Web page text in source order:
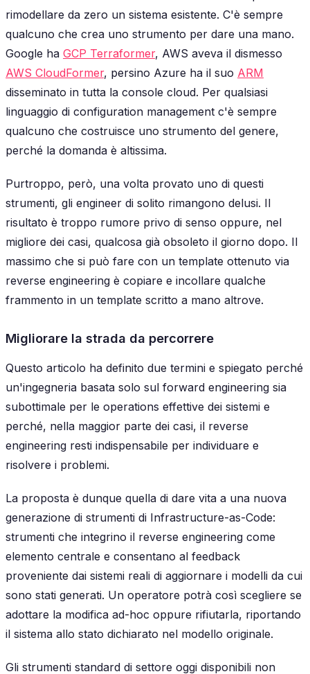
rimodellare da zero un sistema esistente. C'è sempre
qualcuno che crea uno strumento per dare una mano.
Google ha GCP Terraformer, AWS aveva il dismesso
AWS CloudFormer, persino Azure ha il suo ARM
disseminato in tutta la console cloud. Per qualsiasi
linguaggio di configuration management c'è sempre
qualcuno che costruisce uno strumento del genere,
perché la domanda è altissima.
Purtroppo, però, una volta provato uno di questi
strumenti, gli engineer di solito rimangono delusi. Il
risultato è troppo rumore privo di senso oppure, nel
migliore dei casi, qualcosa già obsoleto il giorno dopo. Il
massimo che si può fare con un template ottenuto via
reverse engineering è copiare e incollare qualche
frammento in un template scritto a mano altrove.
Migliorare la strada da percorrere
Questo articolo ha definito due termini e spiegato perché
un'ingegneria basata solo sul forward engineering sia
subottimale per le operations effettive dei sistemi e
perché, nella maggior parte dei casi, il reverse
engineering resti indispensabile per individuare e
risolvere i problemi.
La proposta è dunque quella di dare vita a una nuova
generazione di strumenti di Infrastructure-as-Code:
strumenti che integrino il reverse engineering come
elemento centrale e consentano al feedback
proveniente dai sistemi reali di aggiornare i modelli da cui
sono stati generati. Un operatore potrà così scegliere se
adottare la modifica ad-hoc oppure rifiutarla, riportando
il sistema allo stato dichiarato nel modello originale.
Gli strumenti standard di settore oggi disponibili non